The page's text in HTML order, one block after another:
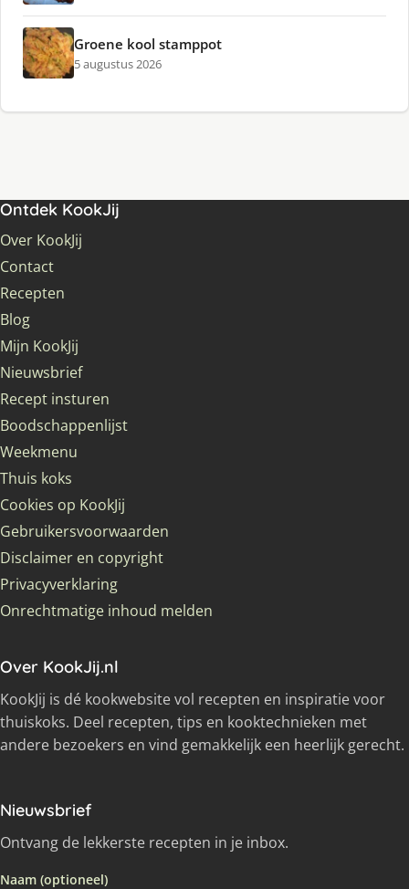
Groene kool stamppot
5 augustus 2026
Ontdek KookJij
Over KookJij
Contact
Recepten
Blog
Mijn KookJij
Nieuwsbrief
Recept insturen
Boodschappenlijst
Weekmenu
Thuis koks
Cookies op KookJij
Gebruikersvoorwaarden
Disclaimer en copyright
Privacyverklaring
Onrechtmatige inhoud melden
Over KookJij.nl
KookJij is dé kookwebsite vol recepten en inspiratie voor
thuiskoks. Deel recepten, tips en kooktechnieken met
andere bezoekers en vind gemakkelijk een heerlijk gerecht.
Nieuwsbrief
Ontvang de lekkerste recepten in je inbox.
Naam (optioneel)